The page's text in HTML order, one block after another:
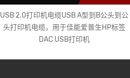
USB 2.0打印机电缆USB A型到B公头到公
头打印机电缆，用于佳能爱普生HP标签
DAC USB打印机